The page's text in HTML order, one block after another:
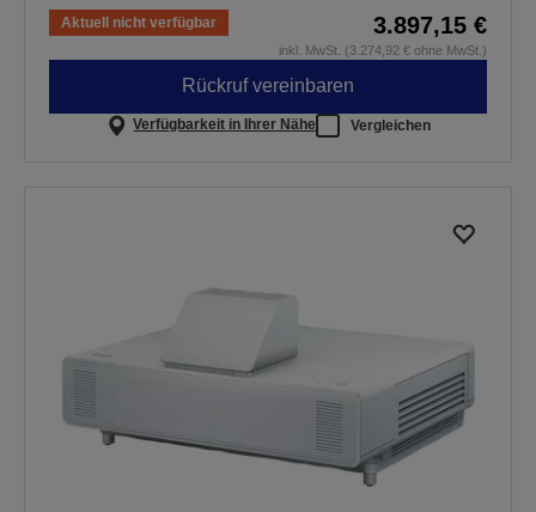
Aktuell nicht verfügbar 3.897,15 €
inkl. MwSt. (3.274,92 € ohne MwSt.)
Rückruf vereinbaren
Verfügbarkeit in Ihrer Nähe Vergleichen